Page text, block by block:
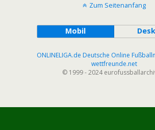
Zum Seitenanfang
Mobil
ONLINELIGA.de Deutsche Online
wettfreunde.net
© 1999 - 2024